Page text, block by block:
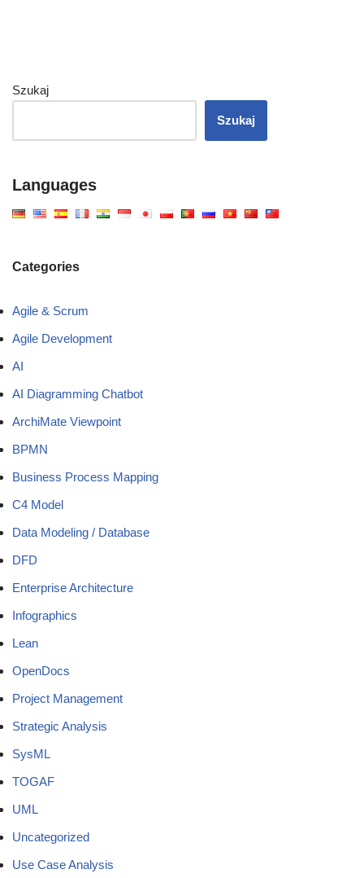
Szukaj
Szukaj
Languages
Categories
Agile & Scrum
Agile Development
AI
AI Diagramming Chatbot
ArchiMate Viewpoint
BPMN
Business Process Mapping
C4 Model
Data Modeling / Database
DFD
Enterprise Architecture
Infographics
Lean
OpenDocs
Project Management
Strategic Analysis
SysML
TOGAF
UML
Uncategorized
Use Case Analysis